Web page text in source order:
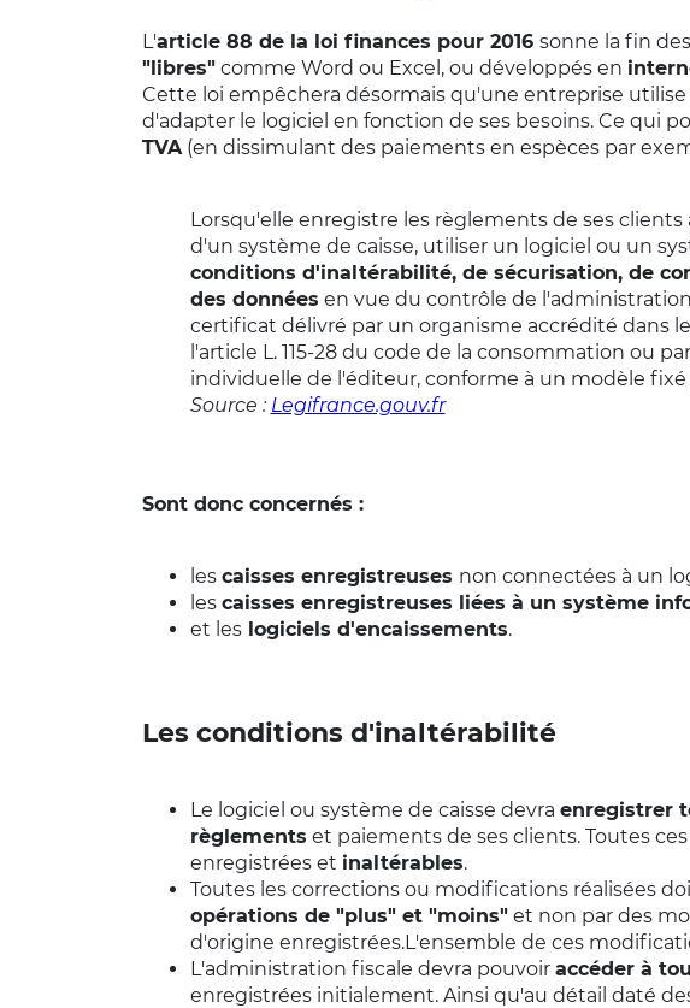
L'article 88 de la loi finances pour 2016 sonne la fin des
"libres"comme Word ou Excel, ou développés en
Cette loi empêchera désormais qu'une entreprise
d'adapter le logiciel en fonction de ses besoins. Ce qui
TVA(en dissimulant des paiements en espèces par
Lorsqu'elle enregistre les règlements de ses
d'un système de caisse, utiliser un logiciel ou un
conditions d'inaltérabilité, de sécurisation, de
des données en vue du contrôle de
certificat délivré par un organisme accrédité dans
l'article L. 115-28 du code de la consommation ou
individuelle de l'éditeur, conforme à un modèle
Source : Legifrance.gouv.fr
Sont donc concernés :
les caisses enregistreuses non connectées à un
les caisses enregistreuses liées à un système
et leslogiciels d'encaissements.
Les conditions d'inaltérabilité
Le logiciel ou système de caisse devra enregistrer
règlements et paiements de ses clients. Toutes
enregistrées et inaltérables.
Toutes les corrections ou modifications réalisées
opérations de "plus" et "moins"et non par des
d'origine enregistrées.L'ensemble de ces
L'administration fiscale devra pouvoir accéder à
enregistrées initialement. Ainsi qu'au détail daté